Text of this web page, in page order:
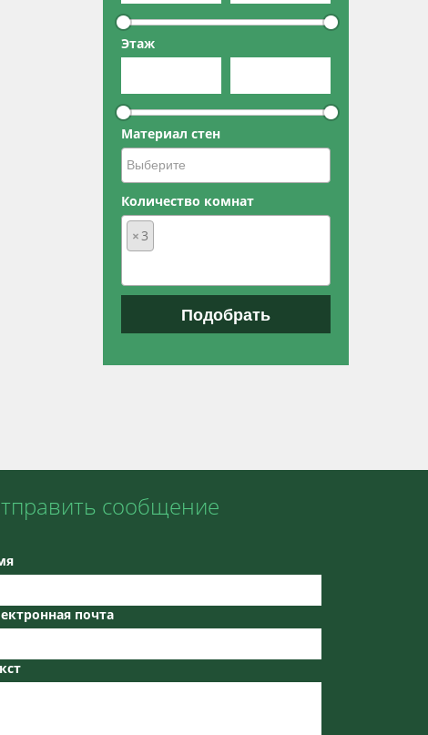
Этаж
Материал стен
Количество комнат
×3
сообщение
почта